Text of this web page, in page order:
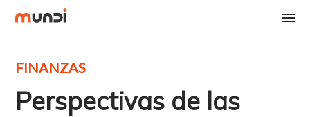
FINANZAS
Perspectivas de las